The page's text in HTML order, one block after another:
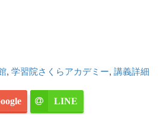
, 学習院さくらアカデミー, 講義詳細
LINE